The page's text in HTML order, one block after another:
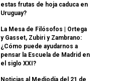
estas frutas de hoja caduca en
Uruguay?
La Mesa de Filósofos | Ortega
y Gasset, Zubiri y Zambrano:
¿Cómo puede ayudarnos a
pensar la Escuela de Madrid en
el siglo XXI?
Noticias al Mediodía del 21 de